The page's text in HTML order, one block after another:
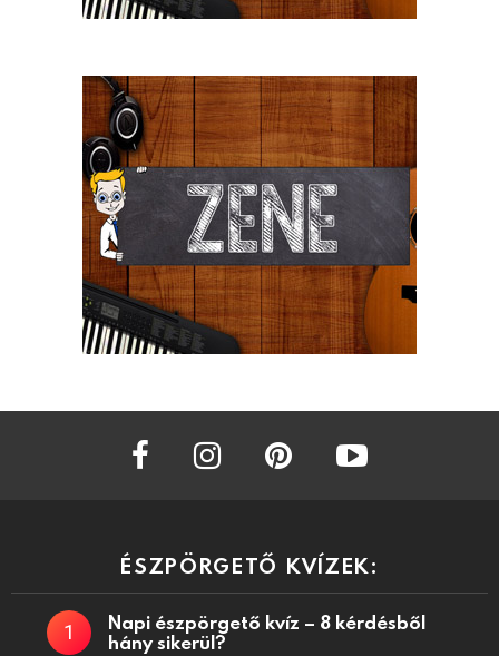
facebook instagram
ÉSZPÖRGETŐ KVÍZEK:
Napi észpörgető kvíz – 8 kérdésből
hány sikerül?